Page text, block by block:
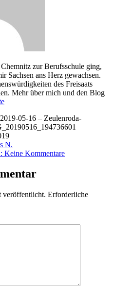
zur Berufsschule ging,
Sachsen ans Herz gewachsen.
des Freisaats
Mehr über mich und den Blog
05-16 – Zeulenroda-
N.
Keine Kommentare
veröffentlicht. Erforderliche